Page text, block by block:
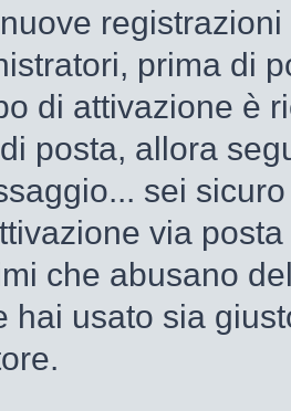
prima di
di attivazione è
posta, allora
sei
via
che abusano
hai usato sia